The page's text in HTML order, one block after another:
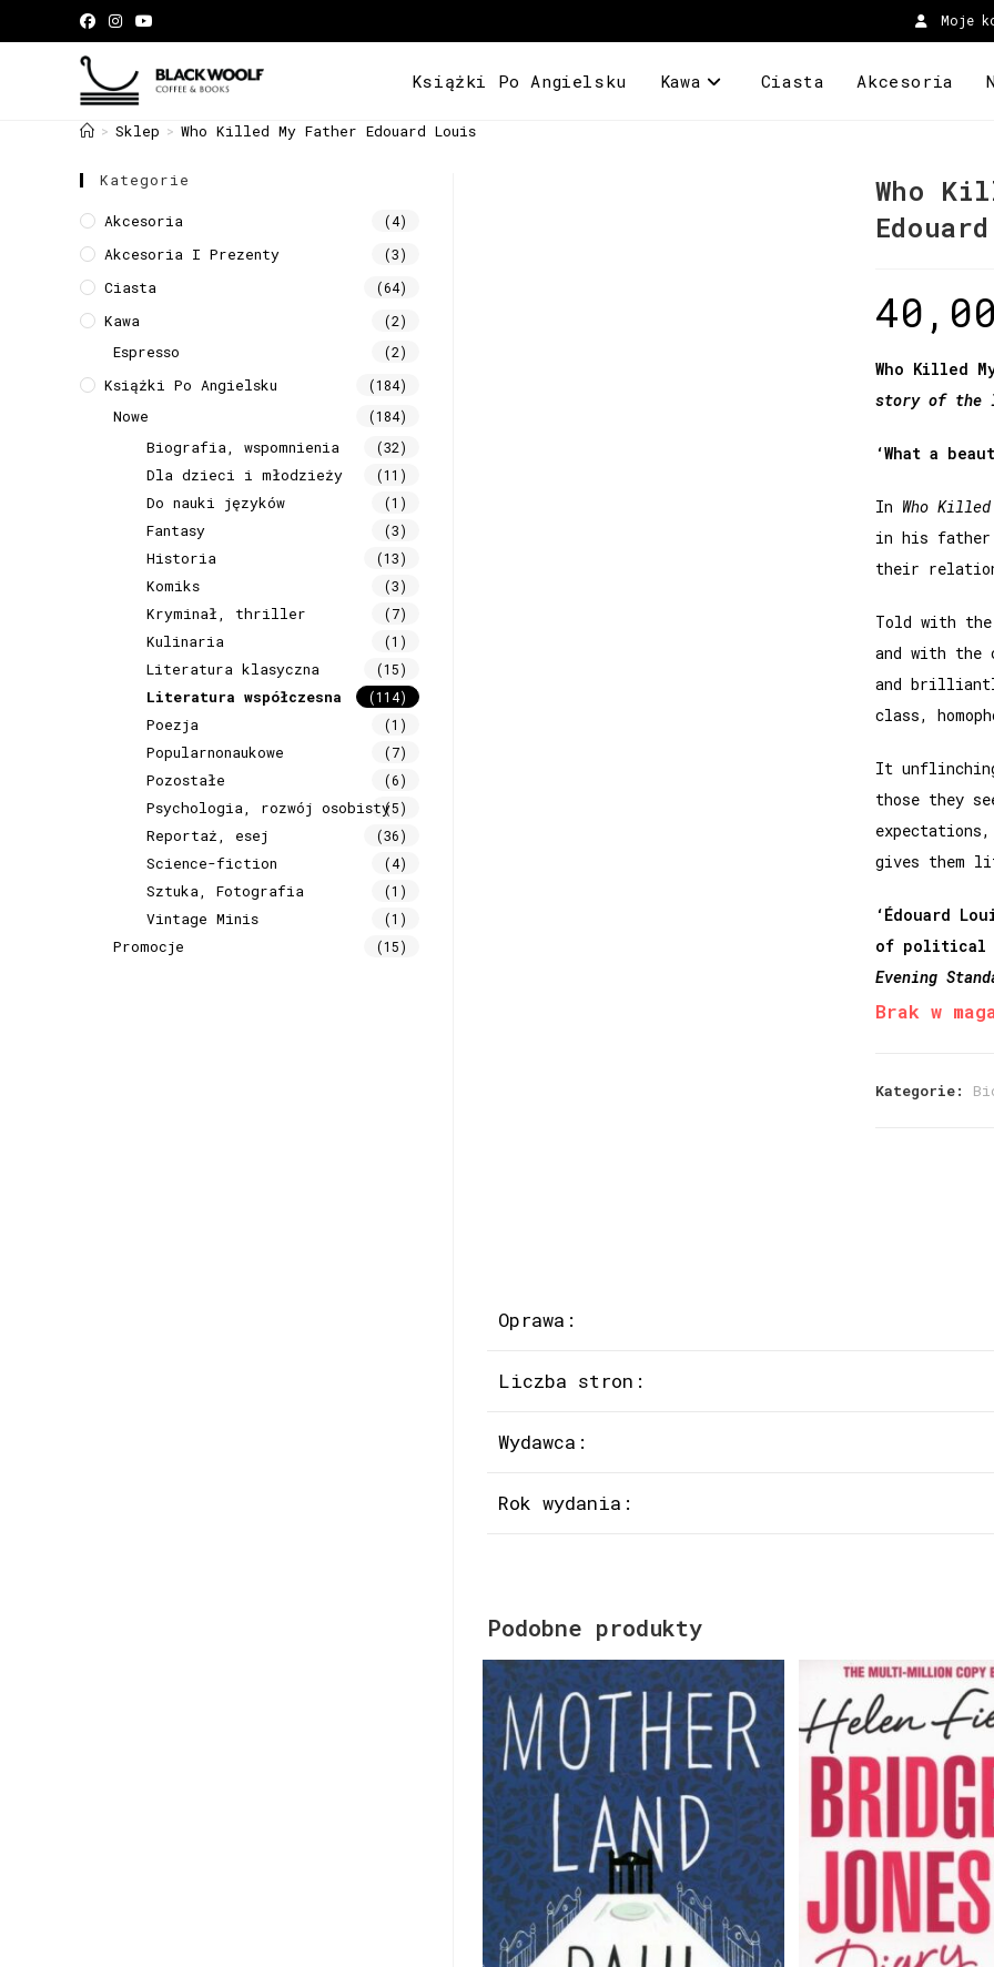
Moje
Książki Po Angielsku Kawa Ciasta Akcesoria
> Sklep > Who Killed My Father Edouard Louis
Who
Who Killed
story of the
‘What a
In Who
in his
their
Told with
and with the
and
class,
It
those they
gives them
‘Édouard
of political
Evening
Brak w
Kategorie:
Oprawa:
Liczba stron:
Wydawca:
Rok wydania:
Podobne produkty
Kategorie
Akcesoria (4)
Akcesoria I Prezenty (3)
Ciasta (64)
Kawa (2)
Espresso (2)
Książki Po Angielsku (184)
Nowe (184)
Biografia, wspomnienia (32)
Dla dzieci i młodzieży (11)
Do nauki języków (1)
Fantasy (3)
Historia (13)
Komiks (3)
Kryminał, thriller (7)
Kulinaria (1)
Literatura klasyczna (15)
Literatura współczesna (114)
Poezja (1)
Popularnonaukowe (7)
Pozostałe (6)
Psychologia, rozwój osobisty(5)
Reportaż, esej (36)
Science-fiction (4)
Sztuka, Fotografia (1)
Vintage Minis (1)
Promocje (15)